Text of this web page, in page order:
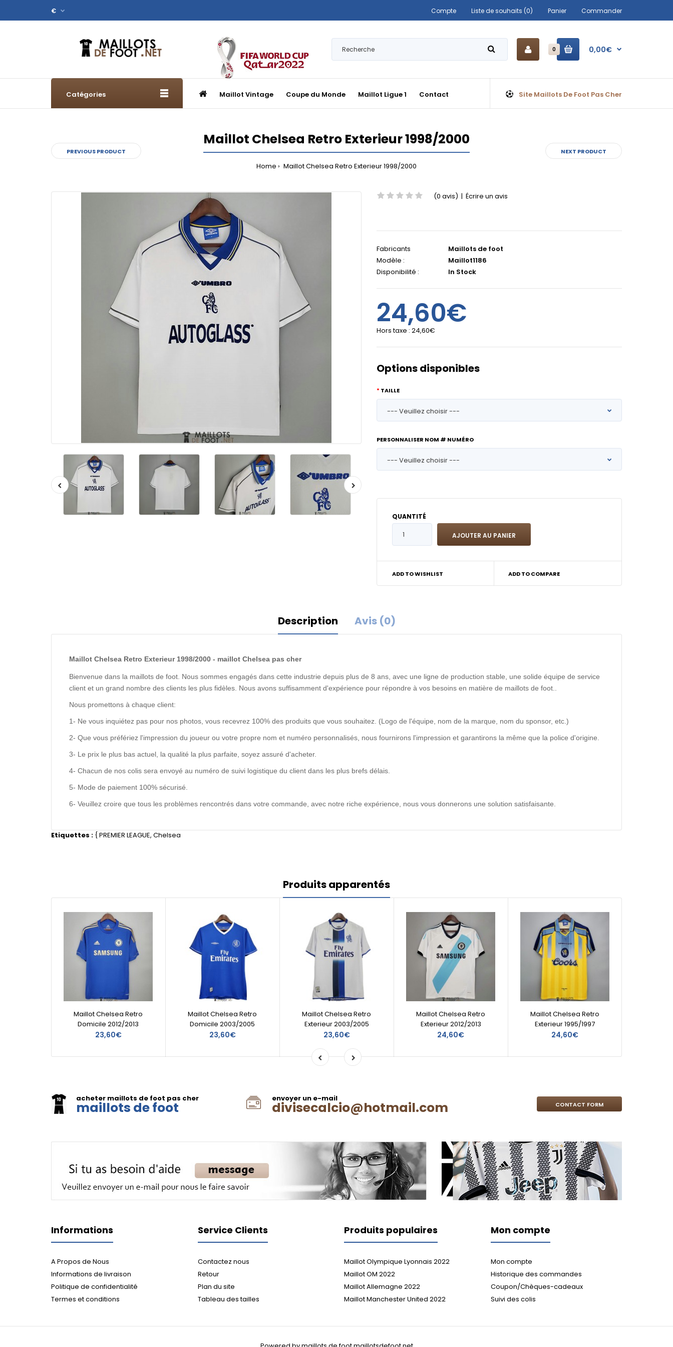
Compte Liste de souhaits (0) Panier Commander
€
0 0,00€
Catégories Maillot Vintage Coupe du Monde Maillot Ligue 1 Contact Site Maillots De Foot Pas Cher
PREVIOUS PRODUCT
Maillot Chelsea Retro Exterieur 1998/2000
Home Maillot Chelsea Retro Exterieur 1998/2000
NEXT PRODUCT
(0 avis) | Écrire un avis
Fabricants
Maillots de foot
Modèle :
Maillot1186
Disponibilité :
In Stock
24,60€
Hors taxe : 24,60€
Options disponibles
TAILLE
PERSONNALISER NOM # NUMÉRO
QUANTITÉ
ADD TO WISHLIST ADD TO COMPARE
Description Avis (0)
Maillot Chelsea Retro Exterieur 1998/2000 - maillot Chelsea pas cher
Bienvenue dans la maillots de foot. Nous sommes engagés dans cette industrie depuis plus de 8 ans, avec une ligne de production stable, une solide équipe de service
client et un grand nombre des clients les plus fidèles. Nous avons suffisamment d'expérience pour répondre à vos besoins en matière de maillots de foot..
Nous promettons à chaque client:
1- Ne vous inquiétez pas pour nos photos, vous recevrez 100% des produits que vous souhaitez. (Logo de l'équipe, nom de la marque, nom du sponsor, etc.)
2- Que vous préfériez l'impression du joueur ou votre propre nom et numéro personnalisés, nous fournirons l'impression et garantirons la même que la police d'origine.
3- Le prix le plus bas actuel, la qualité la plus parfaite, soyez assuré d'acheter.
4- Chacun de nos colis sera envoyé au numéro de suivi logistique du client dans les plus brefs délais.
5- Mode de paiement 100% sécurisé.
6- Veuillez croire que tous les problèmes rencontrés dans votre commande, avec notre riche expérience, nous vous donnerons une solution satisfaisante.
Etiquettes : {PREMIER LEAGUE, Chelsea
Produits apparentés
Maillot Chelsea Retro
Domicile 2012/2013
23,60€
Maillot Chelsea Retro
Domicile 2003/2005
23,60€
Maillot Chelsea Retro
Exterieur 2003/2005
23,60€
Maillot Chelsea Retro
Exterieur 2012/2013
24,60€
Maillot Chelsea Retro
Exterieur 1995/1997
24,60€
acheter maillots de foot pas cher
maillots de foot
envoyer un e-mail
divisecalcio@hotmail.com CONTACT FORM
Informations
A Propos de Nous
Informations de livraison
Politique de confidentialité
Termes et conditions
Service Clients
Contactez nous
Retour
Plan du site
Tableau des tailles
Produits populaires
Maillot Olympique Lyonnais 2022
Maillot OM 2022
Maillot Allemagne 2022
Maillot Manchester United 2022
Mon compte
Mon compte
Historique des commandes
Coupon/Chèques-cadeaux
Suivi des colis